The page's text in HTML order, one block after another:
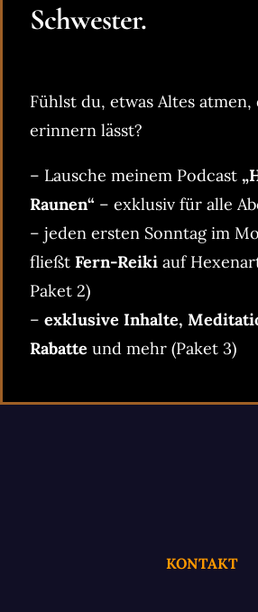
Schwester.
Fühlst du, etwas Altes atmen,
erinnern lässt?
– Lausche meinem Podcast
Raunen“ – exklusiv für alle
– jeden ersten Sonntag im
fließt Fern-Reiki auf
Paket 2)
– exklusive Inhalte,
Rabatte und mehr (Paket 3)
KONTAKT